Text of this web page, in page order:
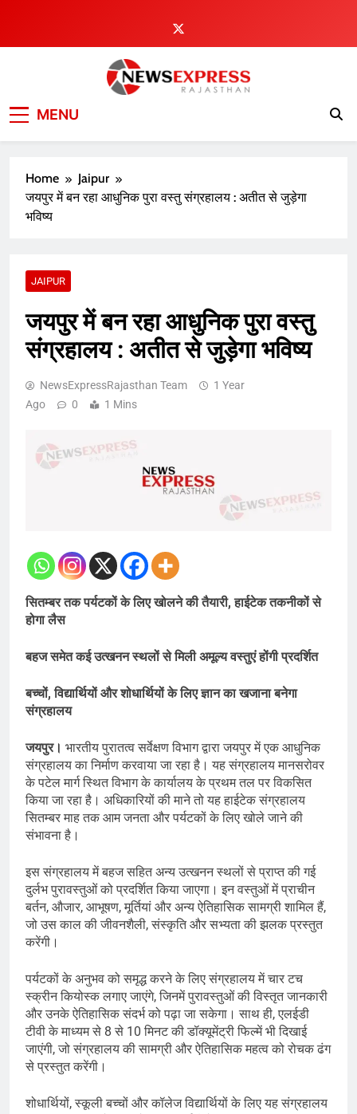
content
MENU
Home
Jaipur
जयपुर में बन रहा आधुनिक पुरा वस्तु संग्रहालय : अतीत से जुड़ेगा
भविष्य
JAIPUR
जयपुर में बन रहा आधुनिक पुरा वस्तु
संग्रहालय : अतीत से जुड़ेगा भविष्य
NewsExpressRajasthan Team
1 Year
Ago
0 1 Mins
सितम्बर तक पर्यटकों के लिए खोलने की तैयारी, हाईटेक तकनीकों से
होगा लैस
बहज समेत कई उत्खनन स्थलों से मिली अमूल्य वस्तुएं होंगी प्रदर्शित
बच्चों, विद्यार्थियों और शोधार्थियों के लिए ज्ञान का खजाना बनेगा
संग्रहालय
जयपुर। भारतीय पुरातत्व सर्वेक्षण विभाग द्वारा जयपुर में एक आधुनिक
संग्रहालय का निर्माण करवाया जा रहा है। यह संग्रहालय मानसरोवर
के पटेल मार्ग स्थित विभाग के कार्यालय के प्रथम तल पर विकसित
किया जा रहा है। अधिकारियों की माने तो यह हाईटेक संग्रहालय
सितम्बर माह तक आम जनता और पर्यटकों के लिए खोले जाने की
संभावना है।
इस संग्रहालय में बहज सहित अन्य उत्खनन स्थलों से प्राप्त की गई
दुर्लभ पुरावस्तुओं को प्रदर्शित किया जाएगा। इन वस्तुओं में प्राचीन
बर्तन, औजार, आभूषण, मूर्तियां और अन्य ऐतिहासिक सामग्री शामिल हैं,
जो उस काल की जीवनशैली, संस्कृति और सभ्यता की झलक प्रस्तुत
करेंगी।
पर्यटकों के अनुभव को समृद्ध करने के लिए संग्रहालय में चार टच
स्क्रीन कियोस्क लगाए जाएंगे, जिनमें पुरावस्तुओं की विस्तृत जानकारी
और उनके ऐतिहासिक संदर्भ को पढ़ा जा सकेगा। साथ ही, एलईडी
टीवी के माध्यम से 8 से 10 मिनट की डॉक्यूमेंट्री फिल्में भी दिखाई
जाएंगी, जो संग्रहालय की सामग्री और ऐतिहासिक महत्व को रोचक ढंग
से प्रस्तुत करेंगी।
शोधार्थियों, स्कूली बच्चों और कॉलेज विद्यार्थियों के लिए यह संग्रहालय